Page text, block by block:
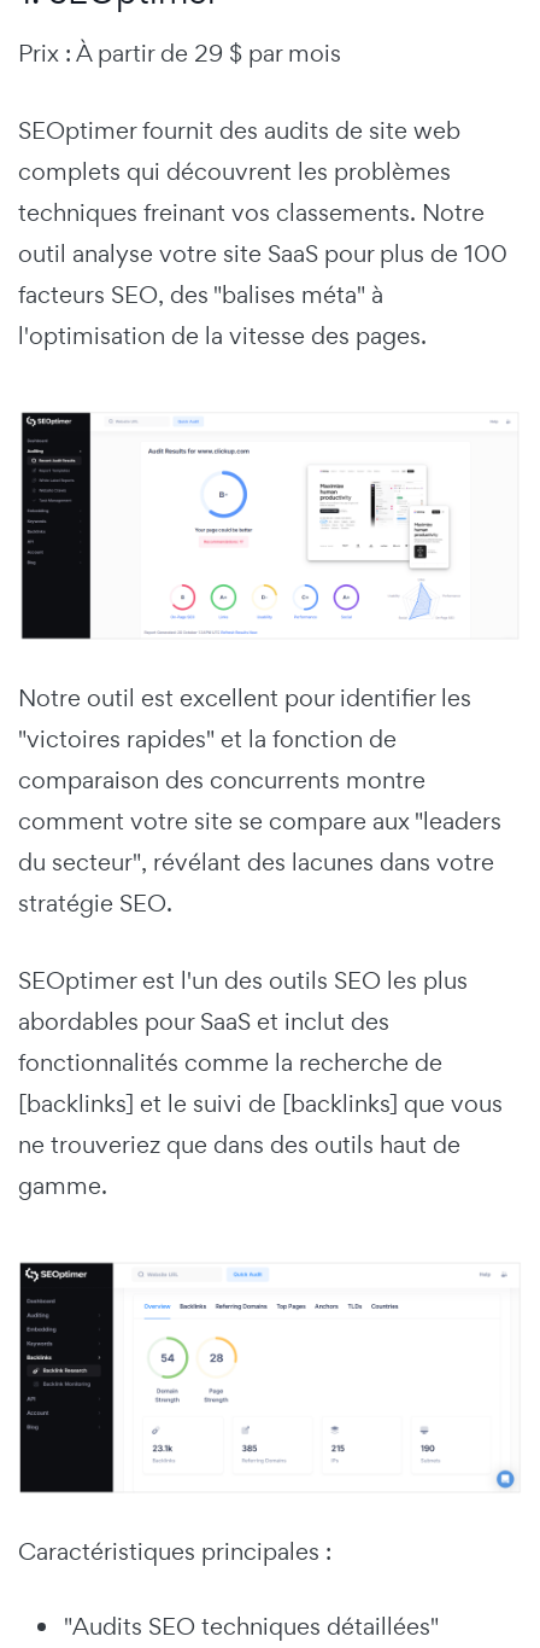
Prix : À partir de 29 $ par mois
SEOptimer fournit des audits de site web
complets qui découvrent les problèmes
techniques freinant vos classements. Notre
outil analyse votre site SaaS pour plus de 100
facteurs SEO, des "balises méta" à
l'optimisation de la vitesse des pages.
Notre outil est excellent pour identifier les
"victoires rapides" et la fonction de
comparaison des concurrents montre
comment votre site se compare aux "leaders
du secteur", révélant des lacunes dans votre
stratégie SEO.
SEOptimer est l'un des outils SEO les plus
abordables pour SaaS et inclut des
fonctionnalités comme la recherche de
[backlinks] et le suivi de [backlinks] que vous
ne trouveriez que dans des outils haut de
gamme.
Caractéristiques principales :
"Audits SEO techniques détaillées"